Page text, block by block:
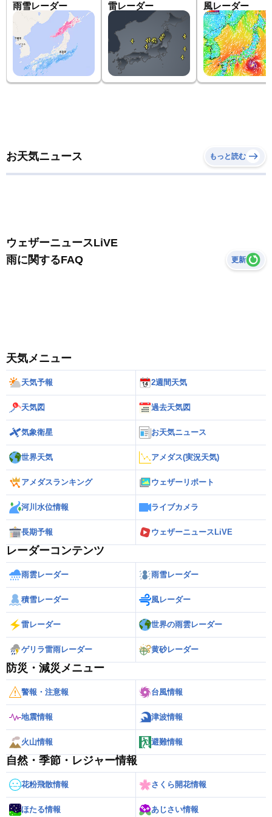
雨雪レーダー 雷レーダー 風レーダー
お天気ニュース もっと読む
ウェザーニュースLiVE
雨に関するFAQ
更新
天気メニュー
天気予報 2週間天気
天気図 過去天気図
気象衛星 お天気ニュース
世界天気 アメダス(実況天気)
アメダスランキング ウェザーリポート
河川水位情報 ライブカメラ
長期予報 ウェザーニュースLiVE
レーダーコンテンツ
雨雲レーダー 雨雪レーダー
積雪レーダー 風レーダー
雷レーダー 世界の雨雲レーダー
ゲリラ雷雨レーダー 黄砂レーダー
防災・減災メニュー
警報・注意報 台風情報
地震情報 津波情報
火山情報 避難情報
自然・季節・レジャー情報
花粉飛散情報 さくら開花情報
ほたる情報 あじさい情報